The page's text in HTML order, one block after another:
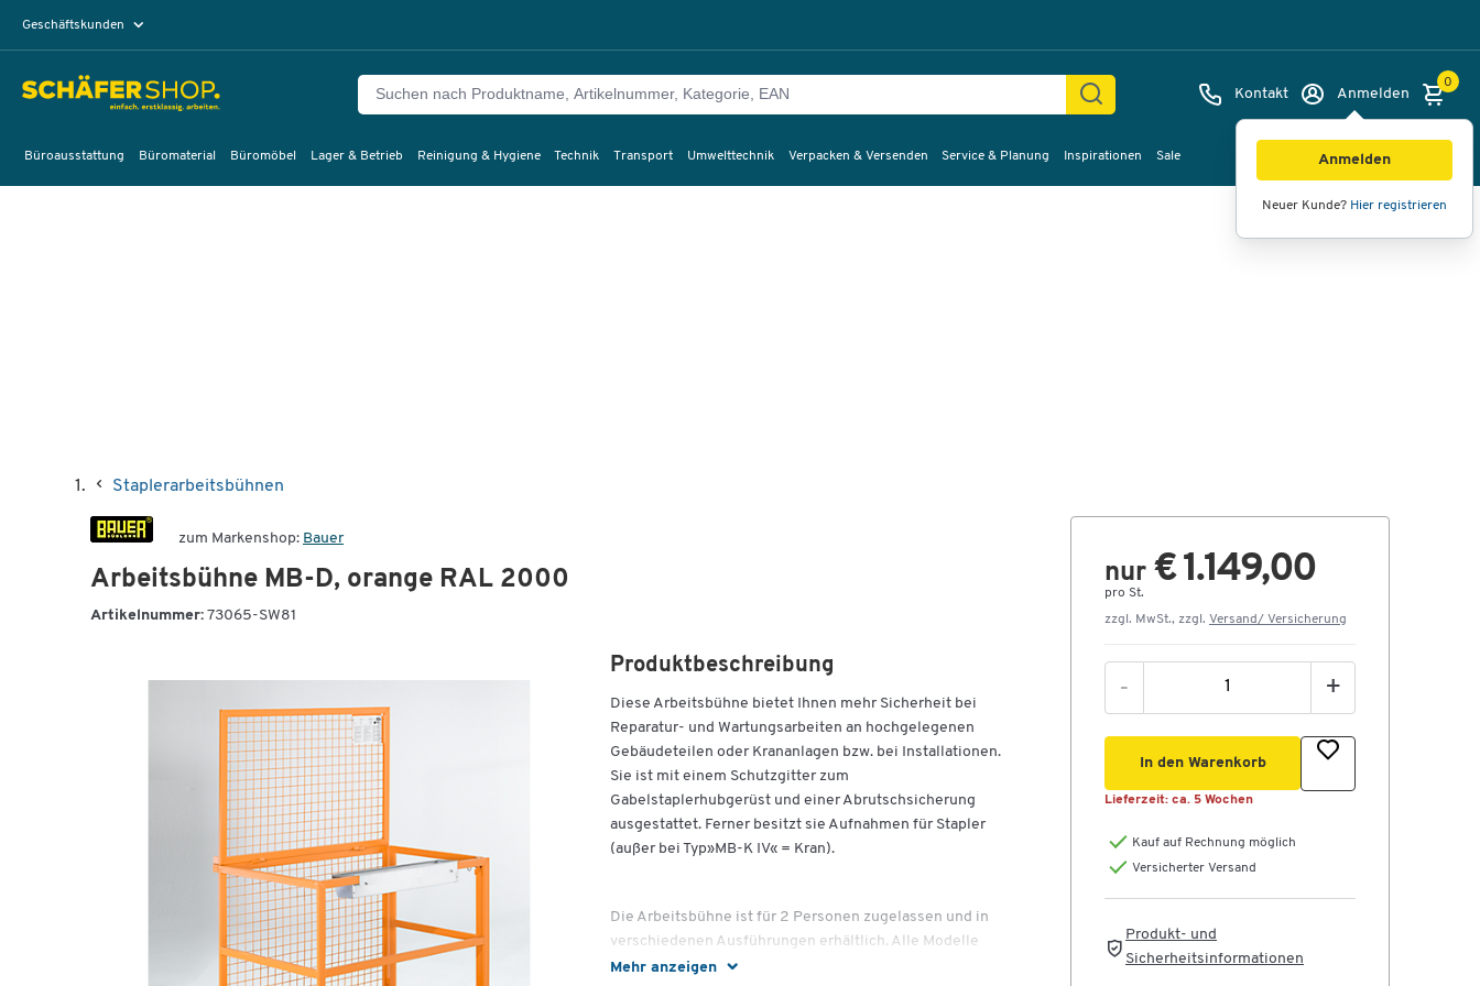
Geschäftskunden
Kontakt Anmelden
Anmelden
Neuer Kunde? Hier registrieren
0
Büroausstattung Büromaterial Büromöbel Lager & Betrieb Reinigung & Hygiene Technik Transport Umwelttechnik Verpacken & Versenden Service & Planung Inspirationen Sale
Staplerarbeitsbühnen
zum Markenshop: Bauer
Arbeitsbühne MB-D, orange RAL 2000
Artikelnummer: 73065-SW81
Mehr anzeigen
Produktbeschreibung
Diese Arbeitsbühne bietet Ihnen mehr Sicherheit bei
Reparatur- und Wartungsarbeiten an hochgelegenen
Gebäudeteilen oder Krananlagen bzw. bei Installationen.
Sie ist mit einem Schutzgitter zum
Gabelstaplerhubgerüst und einer Abrutschsicherung
ausgestattet. Ferner besitzt sie Aufnahmen für Stapler
(außer bei Typ»MB-K IV« = Kran).
Die Arbeitsbühne ist für 2 Personen zugelassen und in
verschiedenen Ausführungen erhältlich. Alle Modelle
besitzen eine verzinkte Werkzeugablage, das Modell
nur € 1.149,00
pro St.
zzgl. MwSt., zzgl. Versand/ Versicherung
- +
In den Warenkorb
Lieferzeit: ca. 5 Wochen
Kauf auf Rechnung möglich
Versicherter Versand
Produkt- und
Sicherheitsinformationen
Bilder Videos 360°-Ansicht